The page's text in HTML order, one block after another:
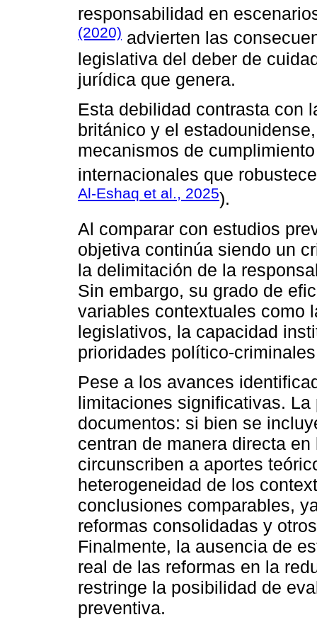
responsabilidad en
(2020) advierten las
legislativa del deber de
jurídica que genera.
Esta debilidad contrasta con
británico y el
mecanismos de
internacionales que
Al-Eshaq et al., 2025).
Al comparar con estudios
objetiva continúa siendo un
la delimitación de la
Sin embargo, su grado de
variables contextuales como
legislativos, la capacidad
prioridades político-
Pese a los avances
limitaciones significativas.
documentos: si bien se
centran de manera directa
circunscriben a aportes
heterogeneidad de los
conclusiones comparables,
reformas consolidadas y
Finalmente, la ausencia de
real de las reformas en la
restringe la posibilidad de
preventiva.